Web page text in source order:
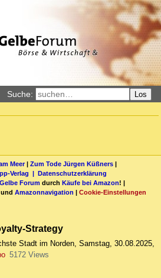
Suche: Los
Meer| Zum Tode Jürgen Küßners |
Verlag | Datenschutzerklärung
Forum durch Käufe bei Amazon! |
und Amazonnavigation | Cookie-Einstellungen
Strategy
Stadt im Norden, Samstag, 30.08.2025,
5172 Views